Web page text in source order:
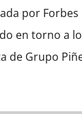
por Forbes
en torno a
de Grupo